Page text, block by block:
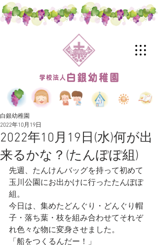
2022年10月19日(水)何が出
来るかな？(たんぽぽ組)
白銀幼稚園
2022年10月19日
先週、たんけんバッグを持って初めて
玉川公園にお出かけに行ったたんぽぽ
組。
今日は、集めたどんぐり・どんぐり帽
子・落ち葉・枝を組み合わせてそれぞ
れ色々な物に変身させました。
「船をつくるんだー！」